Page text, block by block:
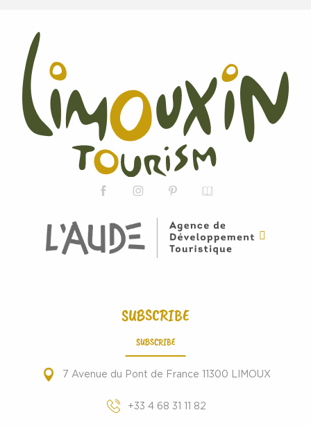
SUBSCRIBE
SUBSCRIBE
7 Avenue du Pont de France 11300 LIMOUX
+33 4 68 31 11 82